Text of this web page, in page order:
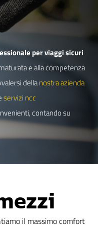
per viaggi sicuri
e alla competenza
dellanostra azienda
servizi ncc
contando su
il massimo comfort